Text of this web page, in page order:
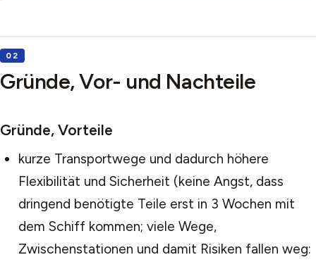
Gründe, Vor- und Nachteile
Gründe, Vorteile
kurze Transportwege und dadurch höhere
Flexibilität und Sicherheit (keine Angst, dass
dringend benötigte Teile erst in 3 Wochen mit
dem Schiff kommen; viele Wege,
Zwischenstationen und damit Risiken fallen weg: